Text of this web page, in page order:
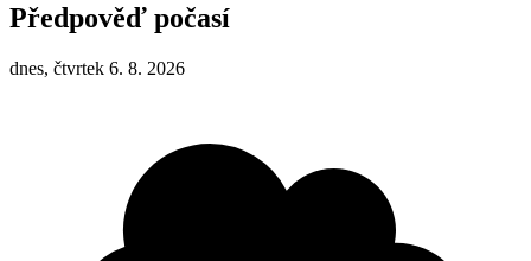
Předpověď počasí
dnes, čtvrtek 6. 8. 2026